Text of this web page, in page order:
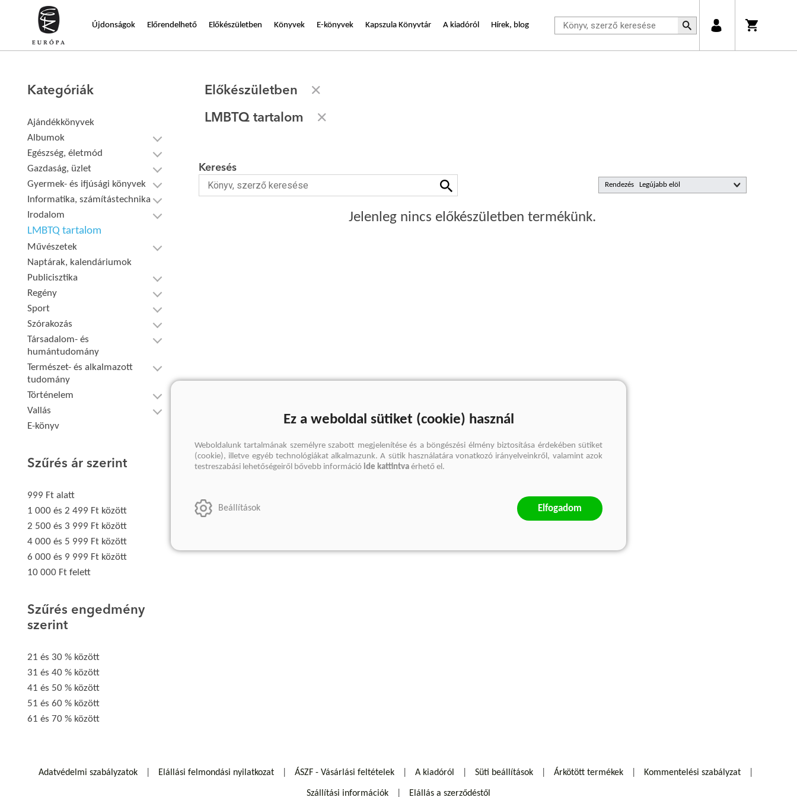
Újdonságok Előrendelhető Előkészületben Könyvek E-könyvek Kapszula Könyvtár A kiadóról Hírek, blog
Kategóriák
Ajándékkönyvek
Albumok
Egészség, életmód
Gazdaság, üzlet
Gyermek- és ifjúsági könyvek
Informatika, számítástechnika
Irodalom
LMBTQ tartalom
Művészetek
Naptárak, kalendáriumok
Publicisztika
Regény
Sport
Szórakozás
Társadalom- és
humántudomány
Természet- és alkalmazott
tudomány
Történelem
Vallás
E-könyv
Szűrés ár szerint
999 Ft alatt
1 000 és 2 499 Ft között
2 500 és 3 999 Ft között
4 000 és 5 999 Ft között
6 000 és 9 999 Ft között
10 000 Ft felett
Szűrés engedmény
szerint
21 és 30 % között
31 és 40 % között
41 és 50 % között
51 és 60 % között
61 és 70 % között
Előkészületben
LMBTQ tartalom
Rendezés
Keresés
Jelenleg nincs előkészületben termékünk.
Adatvédelmi szabályzatok Elállási felmondási nyilatkozat ÁSZF - Vásárlási feltételek A kiadóról Süti beállítások Árkötött termékek Kommentelési szabályzat
Szállítási információk Elállás a szerződéstől
Ez a weboldal sütiket (cookie) használ
Weboldalunk tartalmának személyre szabott megjelenítése és a böngészési élmény biztosítása érdekében sütiket
(cookie), illetve egyéb technológiákat alkalmazunk. A sütik használatára vonatkozó irányelveinkről, valamint azok
testreszabási lehetőségeiről bővebb információ ide kattintva érhető el.
Beállítások Elfogadom